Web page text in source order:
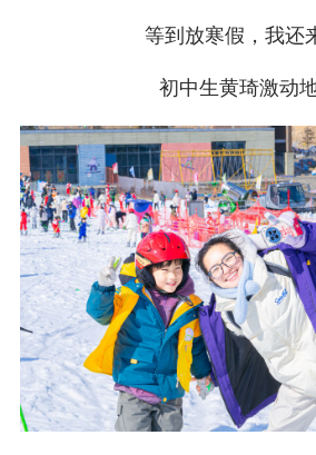
等到放寒假，我还
初中生黄琦激动